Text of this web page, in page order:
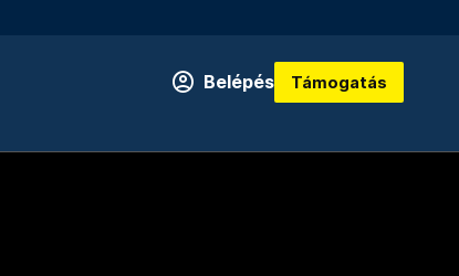
Belépés Támogatás